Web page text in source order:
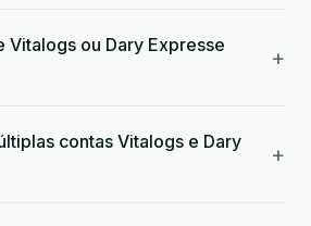
Vitalogs ou Dary Expresse
+
contas Vitalogs e Dary
+